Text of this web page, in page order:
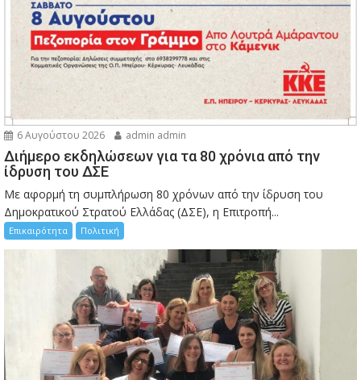
6 Αυγούστου 2026 admin admin
Διήμερο εκδηλώσεων για τα 80 χρόνια από την
ίδρυση του ΔΣΕ
Με αφορμή τη συμπλήρωση 80 χρόνων από την ίδρυση του
Δημοκρατικού Στρατού Ελλάδας (ΔΣΕ), η Επιτροπή...
Επικαιρότητα Πολιτική